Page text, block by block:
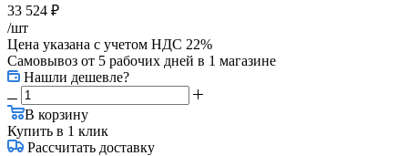
33 524 ₽
/шт
Цена указана с учетом НДС 22%
Самовывоз от 5 рабочих дней в 1 магазине
Нашли дешевле?
В корзину
Купить в 1 клик
Рассчитать доставку